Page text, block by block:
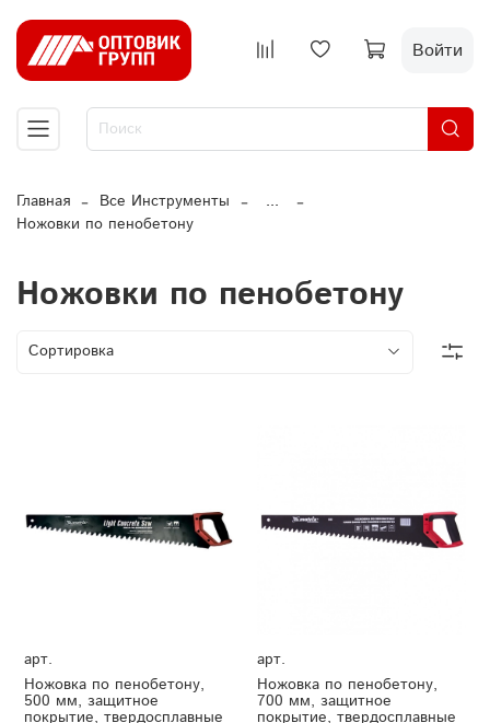
Войти
Главная Все Инструменты
...
Ножовки по пенобетону
Ножовки по пенобетону
арт.
Ножовка по пенобетону,
500 мм, защитное
покрытие, твердосплавные
арт.
Ножовка по пенобетону,
700 мм, защитное
покрытие, твердосплавные